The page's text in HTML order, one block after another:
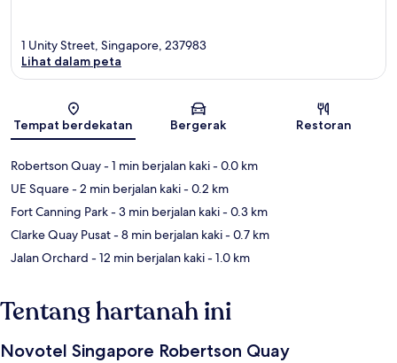
Peta
1 Unity Street, Singapore, 237983
Lihat dalam peta
Tempat berdekatan Bergerak Restoran
Robertson Quay- 1 min berjalan kaki- 0.0 km
UE Square- 2 min berjalan kaki- 0.2 km
Fort Canning Park- 3 min berjalan kaki- 0.3 km
Clarke Quay Pusat- 8 min berjalan kaki- 0.7 km
Jalan Orchard - 12 min berjalan kaki- 1.0 km
Tentang hartanah ini
Novotel Singapore Robertson Quay